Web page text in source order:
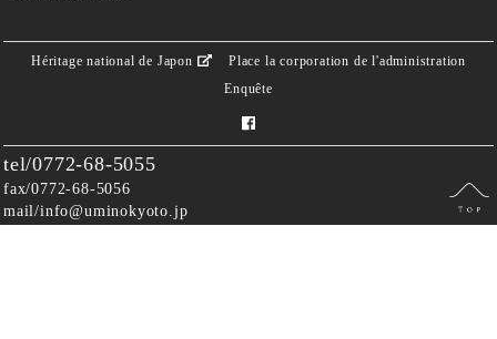
Héritage national de Japon Place la corporation de l'administration
Enquête
tel/0772-68-5055
fax/0772-68-5056
mail/info@uminokyoto.jp